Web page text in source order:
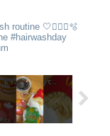
routine 🤍💆🏽‍♀️🫧
#hairwashday